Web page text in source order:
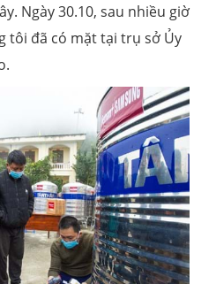
Ngày 30.10, sau nhiều giờ
tôi đã có mặt tại trụ sở Ủy